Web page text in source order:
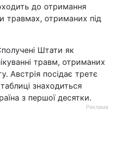
до отримання
травмах, отриманих під
Штати як
травм, отриманих
Австрія посідає третє
знаходиться
з першої десятки.
Реклама